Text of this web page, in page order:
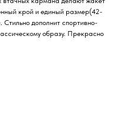
крой и единый размер(42-
дополнит спортивно-
образу. Прекрасно